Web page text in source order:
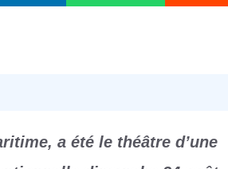
a été le théâtre d’une